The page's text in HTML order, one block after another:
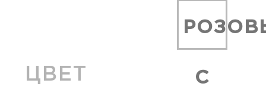
ЦВЕТ С